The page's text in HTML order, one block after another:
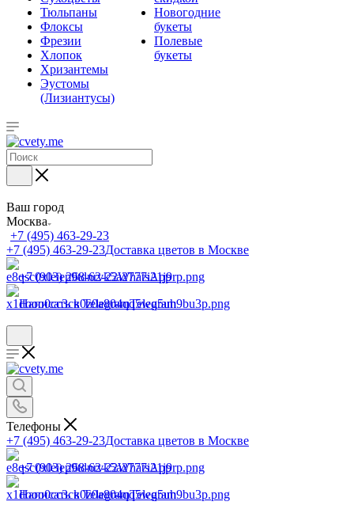
Тюльпаны
Флоксы
Фрезии
Хлопок
Хризантемы
Эустомы
(Лизиантусы)
Новогодние
букеты
Полевые
букеты
Ваш город
Москва
+7 (495) 463-29-23
+7 (495) 463-29-23Доставка цветов в Москве
+7 (903) 268-62-22WhatsApp
Написать в TelegramTelegram
Телефоны
+7 (495) 463-29-23Доставка цветов в Москве
+7 (903) 268-62-22WhatsApp
Написать в TelegramTelegram